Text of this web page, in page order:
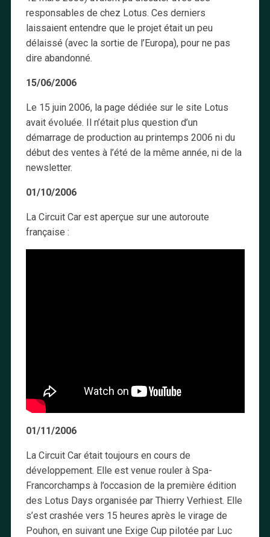
responsables de chez Lotus. Ces derniers
laissaient entendre que le projet était un peu
délaissé (avec la sortie de l’Europa), pour ne pas
dire abandonné.
15/06/2006
Le 15 juin 2006, la page dédiée sur le site Lotus
avait évoluée. Il n’était plus question d’un
démarrage de production au printemps 2006 ni du
début des ventes à l’été de la même année, ni de la
newsletter.
01/10/2006
La Circuit Car est aperçue sur une autoroute
française :
01/11/2006
La Circuit Car était toujours en cours de
développement. Elle est venue rouler à Spa-
Francorchamps à l’occasion de la première édition
des Lotus Days organisée par Thierry Verhiest. Elle
s’est crashée vers 15 heures après le virage de
Pouhon, en suivant une Exige Cup pilotée par Luc